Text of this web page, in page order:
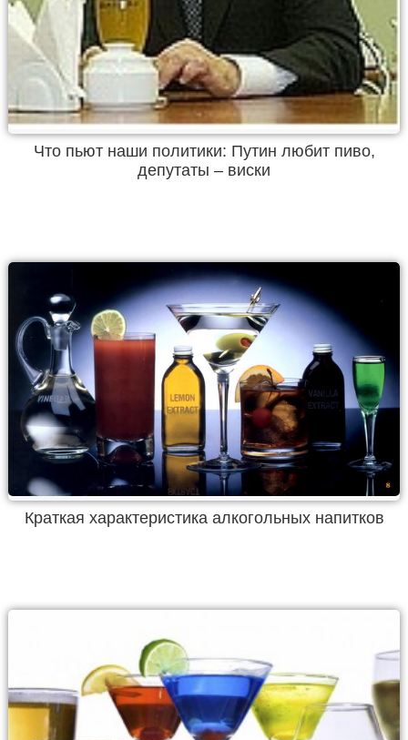
Что пьют наши политики: Путин любит пиво,
депутаты – виски
Краткая характеристика алкогольных напитков